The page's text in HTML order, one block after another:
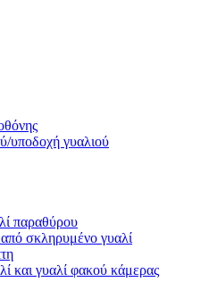
υποδοχή γυαλιού
παραθύρου
σκληρυμένο γυαλί
και γυαλί φακού κάμερας